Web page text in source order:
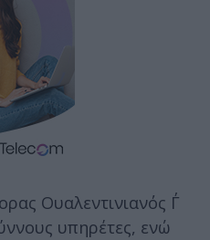
Ουαλεντινιανός Γ΄
υπηρέτες, ενώ